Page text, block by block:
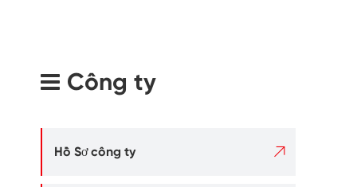
Công ty
Hồ Sơ công ty 